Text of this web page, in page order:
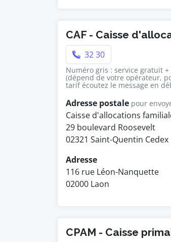
CAF - Caisse
32 30
Numéro gris : service gratuit +
(dépend de votre opérateur,
tarif écoutez le message en
Adresse postale pour
Caisse d'allocations
29 boulevard Roosevelt
02321 Saint-Quentin Cedex
Adresse
116 rue Léon-Nanquette
02000 Laon
CPAM - Caisse